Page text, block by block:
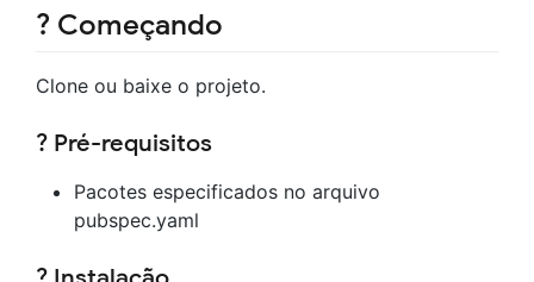
? Começando
Clone ou baixe o projeto.
? Pré-requisitos
Pacotes especificados no arquivo
pubspec.yaml